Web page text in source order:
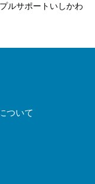
ルサポートいしかわ
ついて